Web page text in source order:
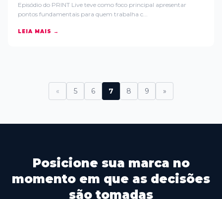
Episódio do PRINT Live teve como foco principal apresentar
pontos fundamentais para quem trabalha c...
LEIA MAIS →
« 5 6 7 8 9 »
Posicione sua marca no
momento em que as decisões
são tomadas